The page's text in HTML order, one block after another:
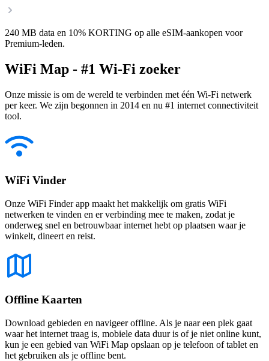
240 MB data en 10% KORTING op alle eSIM-aankopen voor
Premium-leden.
WiFi Map - #1 Wi-Fi zoeker
Onze missie is om de wereld te verbinden met één Wi-Fi netwerk
per keer. We zijn begonnen in 2014 en nu #1 internet connectiviteit
tool.
WiFi Vinder
Onze WiFi Finder app maakt het makkelijk om gratis WiFi
netwerken te vinden en er verbinding mee te maken, zodat je
onderweg snel en betrouwbaar internet hebt op plaatsen waar je
winkelt, dineert en reist.
Offline Kaarten
Download gebieden en navigeer offline. Als je naar een plek gaat
waar het internet traag is, mobiele data duur is of je niet online kunt,
kun je een gebied van WiFi Map opslaan op je telefoon of tablet en
het gebruiken als je offline bent.